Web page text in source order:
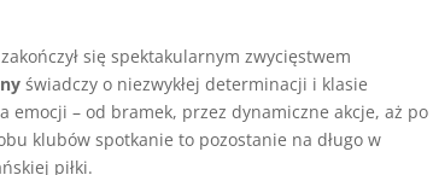
się spektakularnym zwycięstwem
świadczy o niezwykłej determinacji i klasie
emocji – od bramek, przez dynamiczne akcje, aż po
klubów spotkanie to pozostanie na długo w
piłki.